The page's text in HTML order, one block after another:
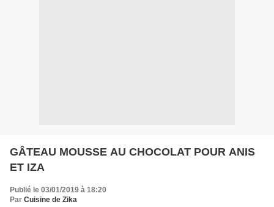
GÂTEAU MOUSSE AU CHOCOLAT POUR ANIS
ET IZA
Publié le 03/01/2019 à 18:20
Par Cuisine de Zika